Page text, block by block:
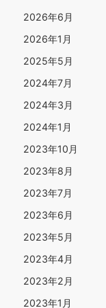
2026年6月
2026年1月
2025年5月
2024年7月
2024年3月
2024年1月
2023年10月
2023年8月
2023年7月
2023年6月
2023年5月
2023年4月
2023年2月
2023年1月